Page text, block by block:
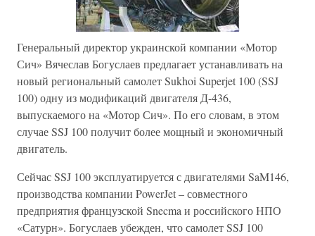
Генеральный директор украинской компании «Мотор
Сич» Вячеслав Богуслаев предлагает устанавливать на
новый региональный самолет Sukhoi Superjet 100 (SSJ
100) одну из модификаций двигателя Д-436,
выпускаемого на «Мотор Сич». По его словам, в этом
случае SSJ 100 получит более мощный и экономичный
двигатель.
Сейчас SSJ 100 эксплуатируется с двигателями SaM146,
производства компании PowerJet – совместного
предприятия французской Snecma и российского НПО
«Сатурн». Богуслаев убежден, что самолет SSJ 100